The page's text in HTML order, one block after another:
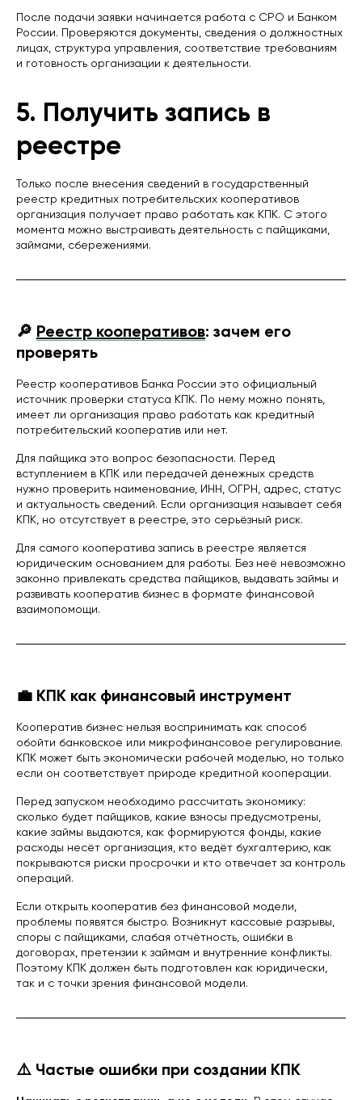
После подачи заявки начинается работа с СРО и Банком
России. Проверяются документы, сведения о должностных
лицах, структура управления, соответствие требованиям
и готовность организации к деятельности.
5. Получить запись в
реестре
Только после внесения сведений в государственный
реестр кредитных потребительских кооперативов
организация получает право работать как КПК. С этого
момента можно выстраивать деятельность с пайщиками,
займами, сбережениями.
🔎 Реестр кооперативов: зачем его
проверять
Реестр кооперативов Банка России это официальный
источник проверки статуса КПК. По нему можно понять,
имеет ли организация право работать как кредитный
потребительский кооператив или нет.
Для пайщика это вопрос безопасности. Перед
вступлением в КПК или передачей денежных средств
нужно проверить наименование, ИНН, ОГРН, адрес, статус
и актуальность сведений. Если организация называет себя
КПК, но отсутствует в реестре, это серьёзный риск.
Для самого кооператива запись в реестре является
юридическим основанием для работы. Без неё невозможно
законно привлекать средства пайщиков, выдавать займы и
развивать кооператив бизнес в формате финансовой
взаимопомощи.
💼 КПК как финансовый инструмент
Кооператив бизнес нельзя воспринимать как способ
обойти банковское или микрофинансовое регулирование.
КПК может быть экономически рабочей моделью, но только
если он соответствует природе кредитной кооперации.
Перед запуском необходимо рассчитать экономику:
сколько будет пайщиков, какие взносы предусмотрены,
какие займы выдаются, как формируются фонды, какие
расходы несёт организация, кто ведёт бухгалтерию, как
покрываются риски просрочки и кто отвечает за контроль
операций.
Если открыть кооператив без финансовой модели,
проблемы появятся быстро. Возникнут кассовые разрывы,
споры с пайщиками, слабая отчётность, ошибки в
договорах, претензии к займам и внутренние конфликты.
Поэтому КПК должен быть подготовлен как юридически,
так и с точки зрения финансовой модели.
⚠️ Частые ошибки при создании КПК
Контактный номер:
8 (800) 302 64 60
141070, Московская область,
г. Королёв, ул. Калинина, д.6Б
Ежедневно с 10:00 до 21:00
Онлайн консультация:
пишите нам в мессенджеры:
Популярные услуги
Покупка готовой МФО
Регистрация кооператива
Покупка ломбарда